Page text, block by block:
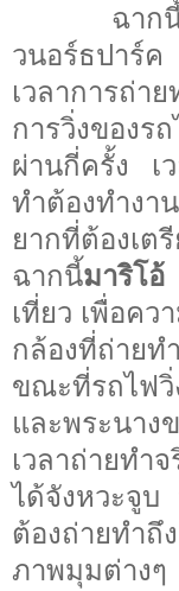
ฉาก
วนอร์ธปาร์
เวลาการถ่า
การวิ่งของร
ผ่านกี่ครั้ง เ
ทำต้องทำงา
ยากที่ต้องเต
ฉากนี้มาริโ
เที่ยว เพื่อค
กล้องที่ถ่าย
ขณะที่รถไฟวิ่
และพระนาง
เวลาถ่ายทำ
ได้จังหวะจู
ต้องถ่ายทำถึ
ภาพมุมต่างๆ